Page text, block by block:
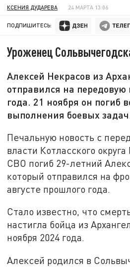
КСЕНИЯ ДУДАРЕВА 24 МАРТА 13:06
ПОДПИШИТЕСЬ:
Уроженец
Алексей Некрасов из
отправился на передовую
года. 21 ноября он погиб
выполнения боевых
Печальную новость с
власти Котласского
СВО погиб 29-летний
который отправился на
августе прошлого года.
Стало известно, что
настигла бойца из
ноября 2024 года.
Алексей родился в